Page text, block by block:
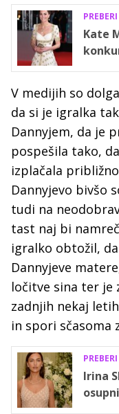
PREBERI
Kate
V medijih so
da si je igralka
Dannyjem, da je
pospešila tako,
izplačala
Dannyjevo bivšo
tudi na
tast naj bi
igralko obtožil,
Dannyjeve
ločitve sina ter je
zadnjih nekaj
in spori sčasoma
PREBERI
Irina